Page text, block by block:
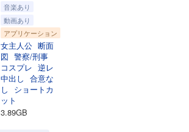
音楽あり
動画あり
アプリケーション
女主人公 断面
図 警察/刑事
コスプレ 逆レ
中出し 合意な
し
ショートカ
ット
3.89GB